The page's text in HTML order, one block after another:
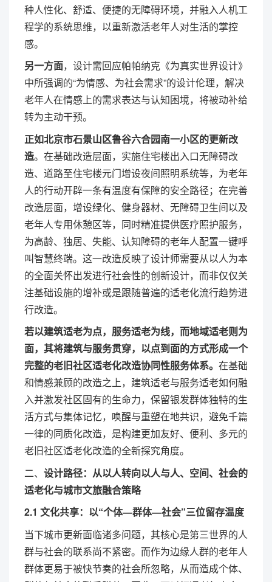
种人性化、舒适、便捷的无障碍环境，并融入人机工
程学的系统思维，以重新激活老年人对生活的掌控
感。
另一方面，设计需回应帕帕纳克《为真实世界设计》
中所强调的“为情感、为社会需求”的设计伦理，解决
老年人在情感上的需求表达与认知困境，将被动补给
转为主动干预。
正如北京市石景山区鲁谷六合园南一小区的更新改
造。在基础改造层面，实施住宅楼出入口无障碍改
造、道路至住宅楼元门增设夜间照明系统等，为老年
人的行动开辟一条有温度有保障的安全路径；在完善
改造层面，增设绿化、健身器材、无障碍卫生间以及
老年人专用休憩区等，同时精准提供医疗照护服务，
为高龄、独居、失能、认知障碍的老年人配置一键呼
叫智慧终端。这一改造反映了设计师需要从以人为本
的全面关怀出发进行社会性的创新设计，而非仅仅关
注基础设施的增补或是跟随普遍的适老化流行趋势进
行改造。
若以建筑适老为点，服务适老为线，而地域适老则为
面，其将建筑与服务贯穿，以点到面的方式形成一个
完整的老旧社区适老化改造协同性服务体系。 在基础
和情感兼顾的改造之上，建筑适老与服务适老如何融
入并激发社区固有的生命力，保留银发群体独特的生
活方式与集体记忆，唤醒与重塑在地共识，避免千篇
一律的同质化改造，是构建更加友好、便利、多元的
老旧社区适老化改造的全新探究角度。
二、 设计路径：从以人转向以人与人、空间、社会的
适老化与城市文旅融合策略
2.1 文化共享：以“个体—群体—社会”三位留存温度
当下城市更新面临诸多问题，其核心是第三世界的人
群与社会的联系尚不紧密。而作为边缘人群的老年人
群体更易于被快节奏的社会所忽略，从而造成个体、